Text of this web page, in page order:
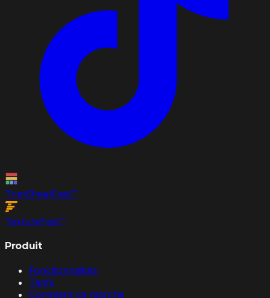
TrimSheetFast™
TextureFast™
Produit
Fonctionnalités
Tarifs
Comment ça marche